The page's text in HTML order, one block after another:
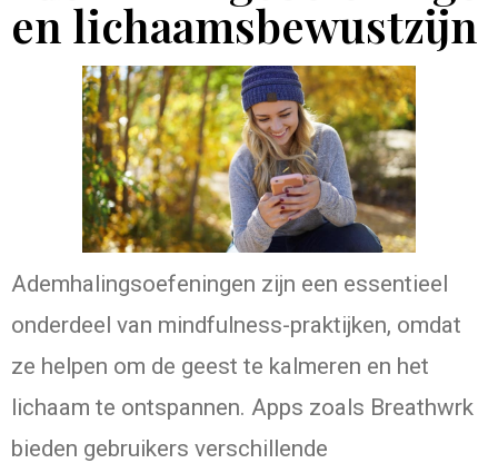
en lichaamsbewustzijn
Ademhalingsoefeningen zijn een essentieel
onderdeel van mindfulness-praktijken, omdat
ze helpen om de geest te kalmeren en het
lichaam te ontspannen. Apps zoals Breathwrk
bieden gebruikers verschillende